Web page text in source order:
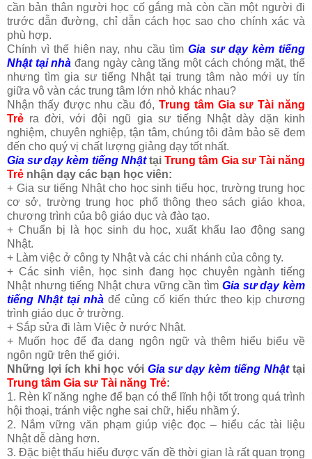
cần bản thân người học cố gắng mà còn cần một người đi
trước dẫn đường, chỉ dẫn cách học sao cho chính xác và
phù hợp.
Chính vì thế hiện nay, nhu cầu tìmGia sư dạy kèm tiếng
Nhật tại nhà đang ngày càng tăng một cách chóng mặt, thế
nhưng tìm gia sư tiếng Nhật tại trung tâm nào mới uy tín
giữa vô vàn các trung tâm lớn nhỏ khác nhau?
Nhận thấy được nhu cầu đó, Trung tâm Gia sư Tài năng
Trẻ ra đời, với đội ngũ gia sư tiếng Nhật dày dặn kinh
nghiệm, chuyên nghiệp, tận tâm, chúng tôi đảm bảo sẽ đem
đến cho quý vị chất lượng giảng dạy tốt nhất.
Gia sư dạy kèm tiếng NhậttạiTrung tâm Gia sư Tài năng
Trẻ nhận dạy các bạn học viên:
+ Gia sư tiếng Nhật cho học sinh tiểu học, trường trung học
cơ sở, trường trung học phổ thông theo sách giáo khoa,
chương trình của bộ giáo dục và đào tạo.
+ Chuẩn bị là học sinh du học, xuất khẩu lao động sang
Nhật.
+ Làm việc ở công ty Nhật và các chi nhánh của công ty.
+ Các sinh viên, học sinh đang học chuyên ngành tiếng
Nhật nhưng tiếng Nhật chưa vững cần tìm Gia sư dạy kèm
tiếng Nhật tại nhà để củng cố kiến thức theo kịp chương
trình giáo dục ở trường.
+ Sắp sửa đi làm Việc ở nước Nhật.
+ Muốn học để đa dạng ngôn ngữ và thêm hiểu biểu về
ngôn ngữ trên thế giới.
Những lợi ích khi học với Gia sư dạy kèm tiếng Nhậttại
Trung tâm Gia sư Tài năng Trẻ:
1. Rèn kĩ năng nghe để bạn có thể lĩnh hội tốt trong quá trình
hội thoại, tránh việc nghe sai chữ, hiểu nhầm ý.
2. Nắm vững văn phạm giúp việc đọc – hiểu các tài liệu
Nhật dễ dàng hơn.
3. Đặc biệt thấu hiểu được vấn đề thời gian là rất quan trọng